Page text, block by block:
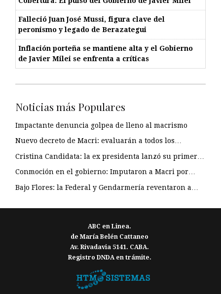
Falleció Juan José Mussi, figura clave del
peronismo y legado de Berazategui
Inflación porteña se mantiene alta y el Gobierno
de Javier Milei se enfrenta a críticas
Noticias más Populares
Impactante denuncia golpea de lleno al macrismo
Nuevo decreto de Macri: evaluarán a todos los…
Cristina Candidata: la ex presidenta lanzó su primer…
Conmoción en el gobierno: Imputaron a Macri por…
Bajo Flores: la Federal y Gendarmería reventaron a…
ABC en Linea.
de María Belén Cattaneo
Av. Rivadavia 5141. CABA.
Registro DNDA en trámite.